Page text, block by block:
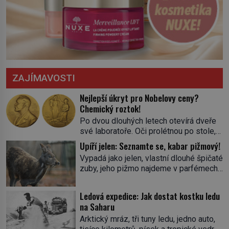
ZAJÍMAVOSTI
Nejlepší úkryt pro Nobelovy ceny?
Chemický roztok!
Po dvou dlouhých letech otevírá dveře
své laboratoře. Oči prolétnou po stole,
aby pak ulpěly na regálu, kde se nachází
všemožné látky. Hledá žluto-oranžovou
tekutinu, jakmile ji zahlédne, nesmírně
se mu uleví. Teď může svůj plán
skrývá směs s názvem lučavka
královská. Svůj přídomek nemá pro nic
za nic, […]
Upíří jelen: Seznamte se, kabar pižmový!
Vypadá jako jelen, vlastní dlouhé špičaté
zuby, jeho pižmo najdeme v parfémech
jediného zástupce zvířecí říše – kabara
pižmového. V Evropě ho jako první
popíše švédský botanik Carl Linné
Ledová expedice: Jak dostat kostku ledu
na Saharu
Arktický mráz, tři tuny ledu, jedno auto,